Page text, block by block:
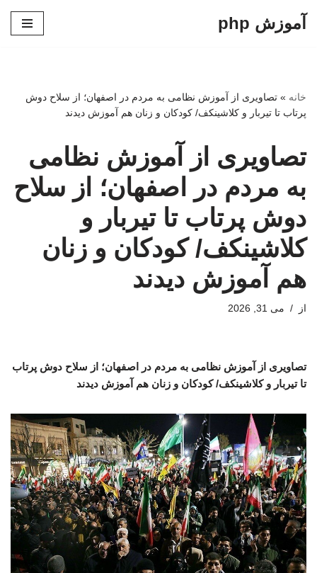
آموزش php
خانه » تصاویری از آموزش نظامی به مردم در اصفهان؛ از سلاح دوش
پرتاب تا تیربار و کلاشینکف/ کودکان و زنان هم آموزش دیدند
تصاویری از آموزش نظامی
به مردم در اصفهان؛ از سلاح
دوش پرتاب تا تیربار و
کلاشینکف/ کودکان و زنان
هم آموزش دیدند
از می 31, 2026
تصاویری از آموزش نظامی به مردم در اصفهان؛ از سلاح دوش پرتاب
تا تیربار و کلاشینکف/ کودکان و زنان هم آموزش دیدند